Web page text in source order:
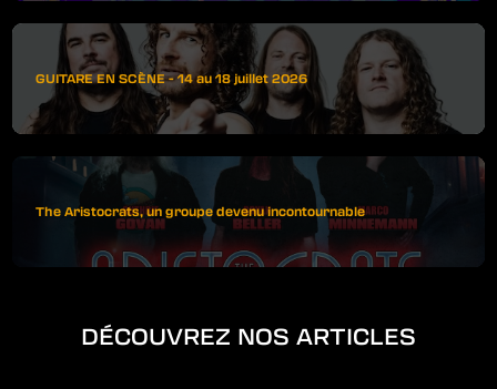
GUITARE EN SCÈNE - 14 au 18 juillet 2026
The Aristocrats, un groupe devenu incontournable
DÉCOUVREZ NOS ARTICLES